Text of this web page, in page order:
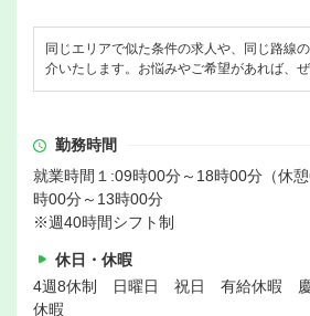
同じエリアで似た条件の求人や、同じ路線
介いたします。お悩みやご希望があれば、
勤務時間
就業時間１:09時00分～18時00分（休
時00分～13時00分
※週40時間シフト制
休日・休暇
4週8休制 日曜日 祝日 有給休暇 慶
休暇